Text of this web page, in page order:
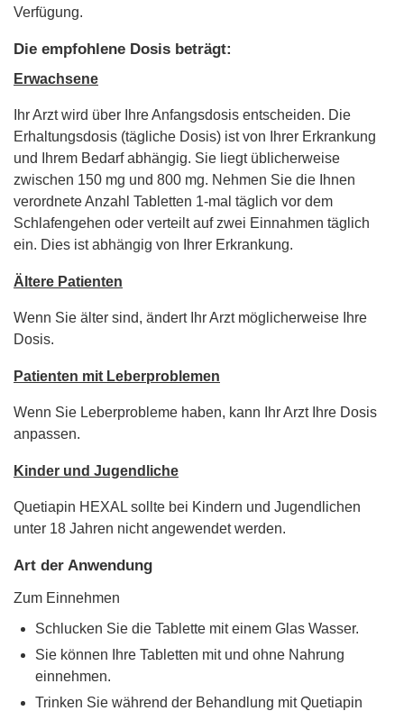
Verfügung.
Die empfohlene Dosis beträgt:
Erwachsene
Ihr Arzt wird über Ihre Anfangsdosis entscheiden. Die
Erhaltungsdosis (tägliche Dosis) ist von Ihrer Erkrankung
und Ihrem Bedarf abhängig. Sie liegt üblicherweise
zwischen 150 mg und 800 mg. Nehmen Sie die Ihnen
verordnete Anzahl Tabletten 1-mal täglich vor dem
Schlafengehen oder verteilt auf zwei Einnahmen täglich
ein. Dies ist abhängig von Ihrer Erkrankung.
Ältere Patienten
Wenn Sie älter sind, ändert Ihr Arzt möglicherweise Ihre
Dosis.
Patienten mit Leberproblemen
Wenn Sie Leberprobleme haben, kann Ihr Arzt Ihre Dosis
anpassen.
Kinder und Jugendliche
Quetiapin HEXAL sollte bei Kindern und Jugendlichen
unter 18 Jahren nicht angewendet werden.
Art der Anwendung
Zum Einnehmen
Schlucken Sie die Tablette mit einem Glas Wasser.
Sie können Ihre Tabletten mit und ohne Nahrung
einnehmen.
Trinken Sie während der Behandlung mit Quetiapin